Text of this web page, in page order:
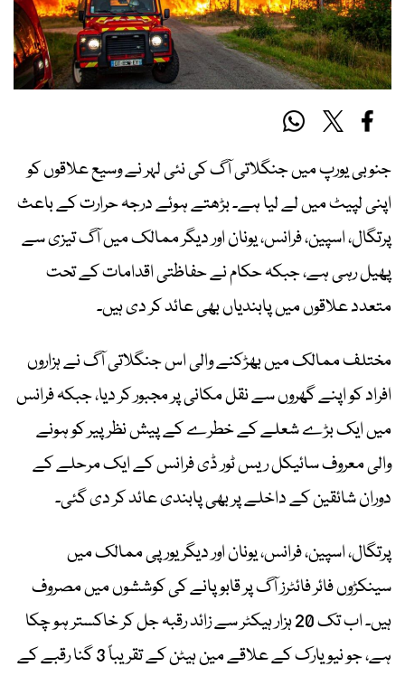
جنوبی یورپ میں جنگلاتی آگ کی نئی لہر نے وسیع علاقوں کو
اپنی لپیٹ میں لے لیا ہے۔ بڑھتے ہوئے درجہ حرارت کے باعث
پرتگال، اسپین، فرانس، یونان اور دیگر ممالک میں آگ تیزی سے
پھیل رہی ہے، جبکہ حکام نے حفاظتی اقدامات کے تحت
متعدد علاقوں میں پابندیاں بھی عائد کر دی ہیں۔
مختلف ممالک میں بھڑکنے والی اس جنگلاتی آگ نے ہزاروں
افراد کو اپنے گھروں سے نقل مکانی پر مجبور کر دیا، جبکہ فرانس
میں ایک بڑے شعلے کے خطرے کے پیش نظر پیر کو ہونے
والی معروف سائیکل ریس ٹور ڈی فرانس کے ایک مرحلے کے
دوران شائقین کے داخلے پر بھی پابندی عائد کر دی گئی۔
پرتگال، اسپین، فرانس، یونان اور دیگر یورپی ممالک میں
سینکڑوں فائر فائٹرز آگ پر قابو پانے کی کوششوں میں مصروف
ہیں۔ اب تک 20 ہزار ہیکٹر سے زائد رقبہ جل کر خاکستر ہو چکا
ہے، جو نیویارک کے علاقے مین ہیٹن کے تقریباً 3 گنا رقبے کے